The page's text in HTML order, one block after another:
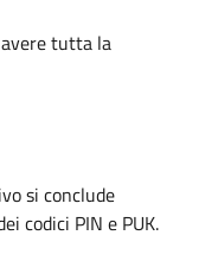
tutta la
si conclude
codici PIN e PUK.